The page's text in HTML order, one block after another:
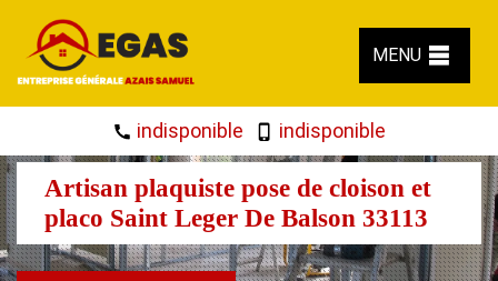
MENU
indisponible indisponible
Artisan plaquiste pose de cloison et
placo Saint Leger De Balson 33113